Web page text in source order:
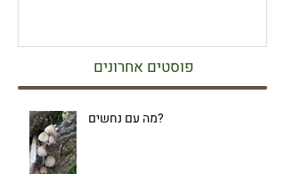
פוסטים אחרונים
מה עם נחשים?